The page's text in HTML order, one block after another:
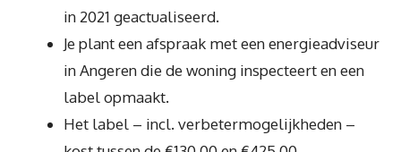
in 2021 geactualiseerd.
Je plant een afspraak met een energieadviseur
in Angeren die de woning inspecteert en een
label opmaakt.
Het label – incl. verbetermogelijkheden –